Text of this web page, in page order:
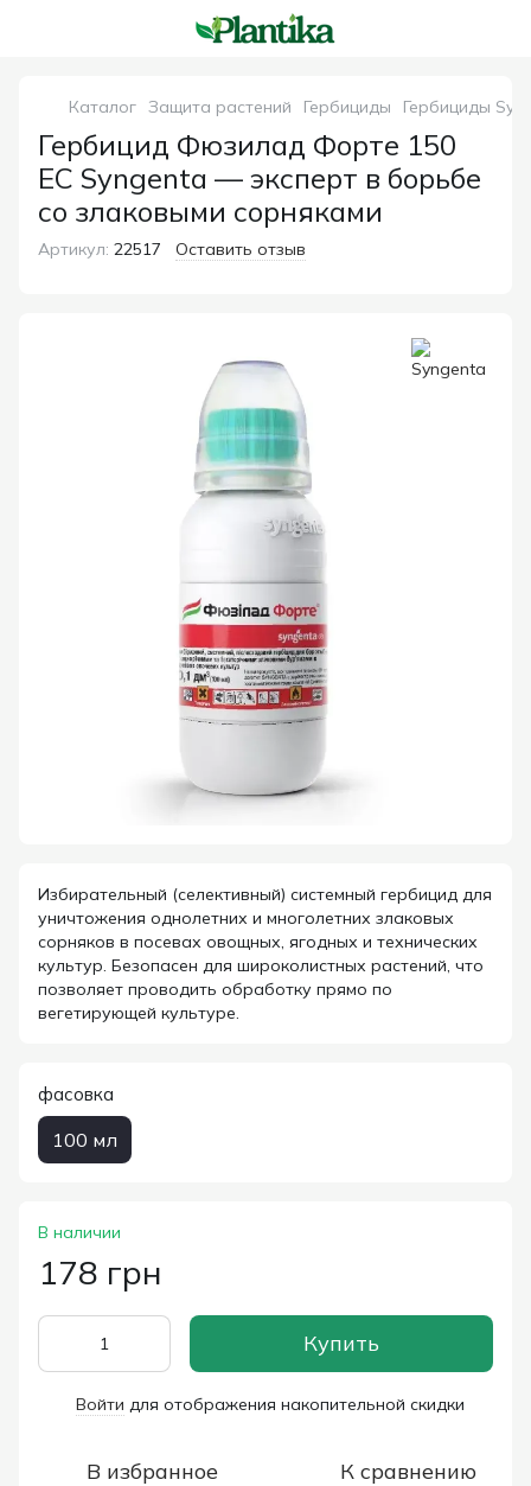
Каталог Защита растений Гербициды Гербициды
Гербицид Фюзилад Форте 150
EC Syngenta — эксперт в борьбе
со злаковыми сорняками
Артикул: 22517 Оставить отзыв
Избирательный (селективный) системный гербицид для
уничтожения однолетних и многолетних злаковых
сорняков в посевах овощных, ягодных и технических
культур. Безопасен для широколистных растений, что
позволяет проводить обработку прямо по
вегетирующей культуре.
фасовка
100 мл
В наличии
178 грн
Купить
Войти для отображения накопительной скидки
В избранное К сравнению